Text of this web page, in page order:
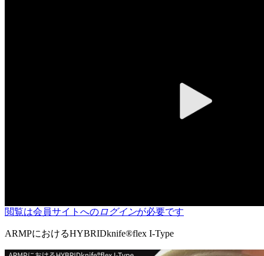
閲覧は会員サイトへのログインが必要です
ARMPにおけるHYBRIDknife®flex I-Type